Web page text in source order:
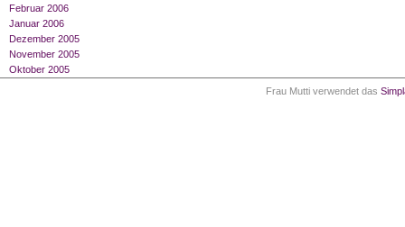
Februar 2006
Januar 2006
Dezember 2005
November 2005
Oktober 2005
Frau Mutti verwendet das